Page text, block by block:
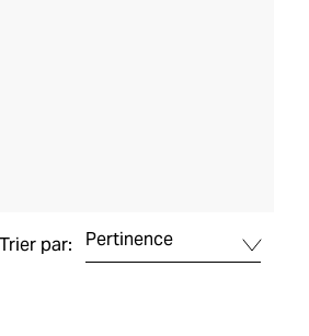
Trier par: Pertinence